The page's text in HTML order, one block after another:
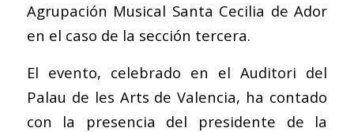
Agrupación Musical Santa Cecilia de Ador
en el caso de la sección tercera.
El evento, celebrado en el Auditori del
Palau de les Arts de Valencia, ha contado
con la presencia del presidente de la